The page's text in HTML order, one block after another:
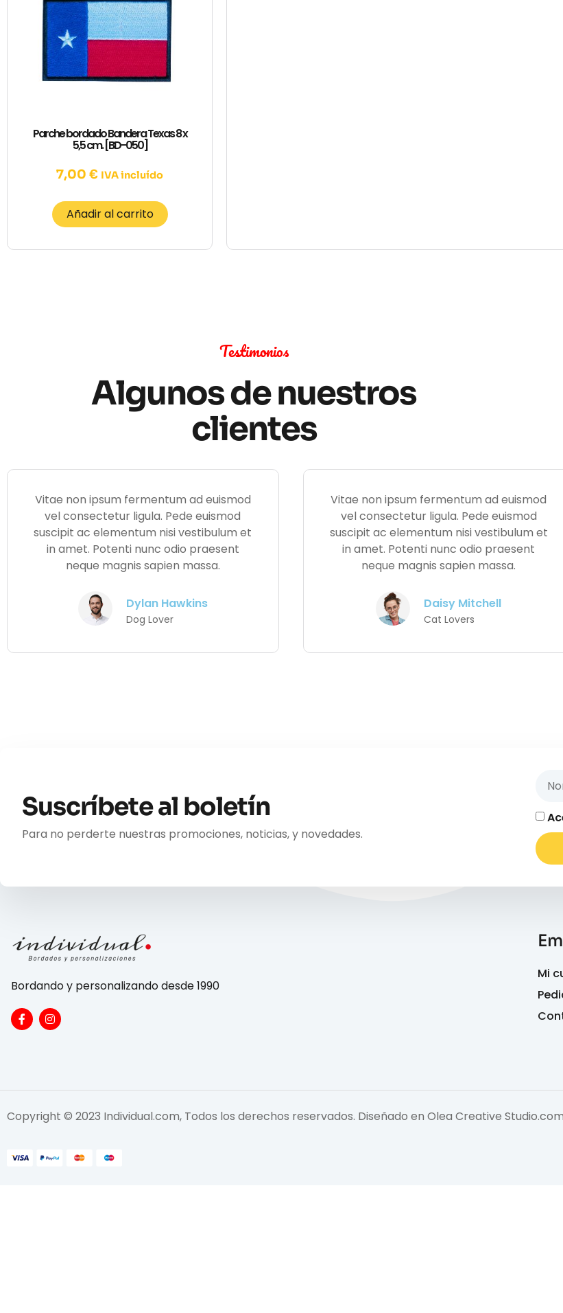
Parche bordado Bandera Texas 8 x
5,5 cm. [BD-050]
7,00 € IVA incluído
Añadir al carrito
Testimonios
Algunos de nuestros
clientes
Vitae non ipsum fermentum ad euismod
vel consectetur ligula. Pede euismod
suscipit ac elementum nisi vestibulum et
in amet. Potenti nunc odio praesent
neque magnis sapien massa.
Dylan Hawkins
Dog Lover
Vitae non ipsum fermentum ad euismod
vel consectetur ligula. Pede euismod
suscipit ac elementum nisi vestibulum et
in amet. Potenti nunc odio praesent
neque magnis sapien massa.
Daisy Mitchell
Cat Lovers
Suscríbete al boletín
Para no perderte nuestras promociones, noticias, y novedades.
Bordando y personalizando desde 1990
Mi
Copyright © 2023 Individual.com, Todos los derechos reservados. Diseñado en Olea Creative Studio.com